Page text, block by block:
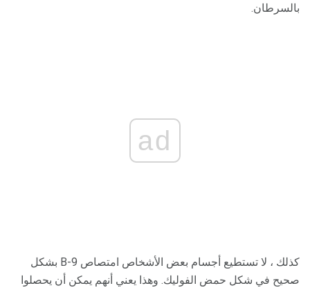
بالسرطان.
ad
كذلك ، لا تستطيع أجسام بعض الأشخاص امتصاص B-9 بشكل
صحيح في شكل حمض الفوليك. وهذا يعني أنهم يمكن أن يحصلوا